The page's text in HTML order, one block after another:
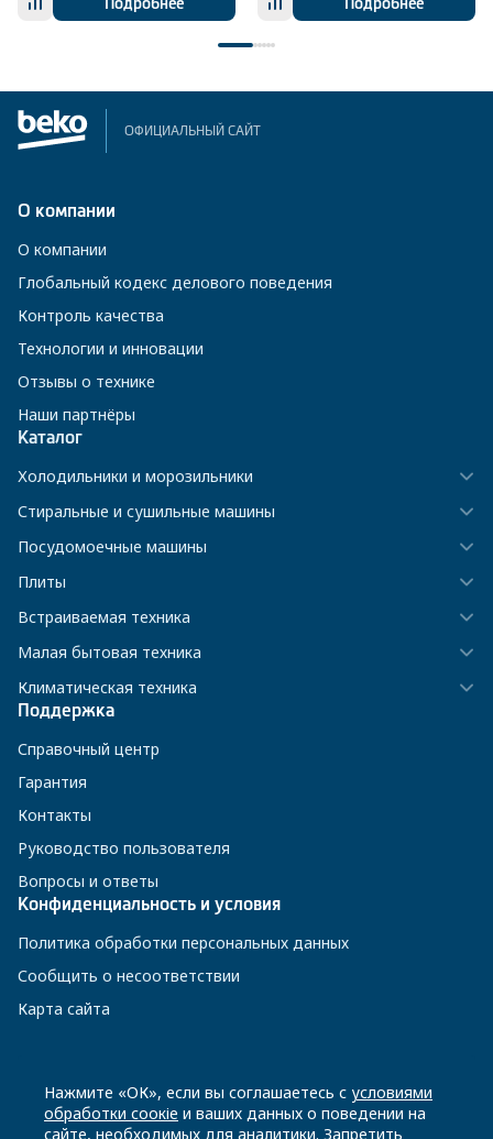
ОФИЦИАЛЬНЫЙ САЙТ
О компании
О компании
Глобальный кодекс делового поведения
Контроль качества
Технологии и инновации
Отзывы о технике
Наши партнёры
Каталог
Холодильники и морозильники
Стиральные и сушильные машины
Посудомоечные машины
Плиты
Встраиваемая техника
Малая бытовая техника
Климатическая техника
Поддержка
Справочный центр
Гарантия
Контакты
Руководство пользователя
Вопросы и ответы
Конфиденциальность и условия
Политика обработки персональных данных
Сообщить о несоответствии
Карта сайта
8 800 200-23-56
Нажмите «ОК», если вы соглашаетесь с условиями
обработки соокіе и ваших данных о поведении на
сайте, необходимых для аналитики. Запретить